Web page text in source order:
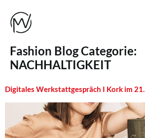
Fashion Blog Categorie:
NACHHALTIGKEIT
Digitales Werkstattgespräch I Kork im